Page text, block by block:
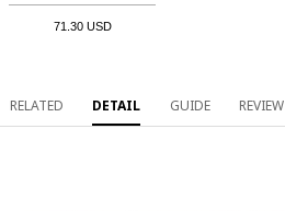
71.30 USD
RELATED DETAIL GUIDE REVIEW